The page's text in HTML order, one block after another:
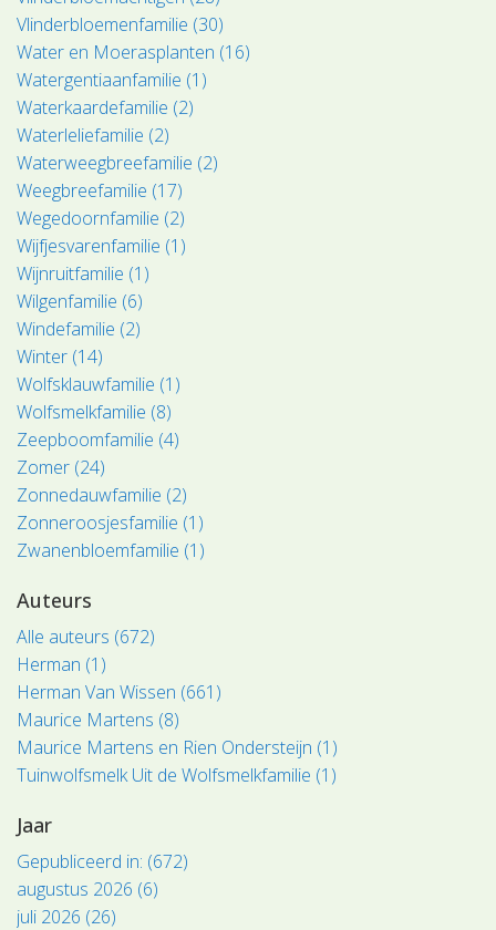
Vlinderbloemenfamilie (30)
Water en Moerasplanten (16)
Watergentiaanfamilie (1)
Waterkaardefamilie (2)
Waterleliefamilie (2)
Waterweegbreefamilie (2)
Weegbreefamilie (17)
Wegedoornfamilie (2)
Wijfjesvarenfamilie (1)
Wijnruitfamilie (1)
Wilgenfamilie (6)
Windefamilie (2)
Winter (14)
Wolfsklauwfamilie (1)
Wolfsmelkfamilie (8)
Zeepboomfamilie (4)
Zomer (24)
Zonnedauwfamilie (2)
Zonneroosjesfamilie (1)
Zwanenbloemfamilie (1)
Auteurs
Alle auteurs (672)
Herman (1)
Herman Van Wissen (661)
Maurice Martens (8)
Maurice Martens en Rien Ondersteijn (1)
Tuinwolfsmelk Uit de Wolfsmelkfamilie (1)
Jaar
Gepubliceerd in: (672)
augustus 2026 (6)
juli 2026 (26)